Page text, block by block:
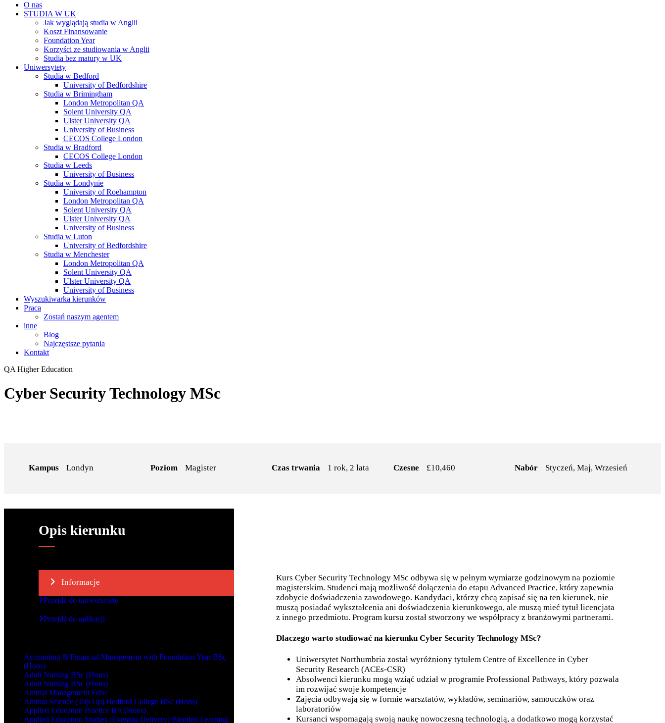
O nas
STUDIA W UK
Jak wyglądają studia w Anglii
Koszt Finansowanie
Foundation Year
Korzyści ze studiowania w Anglii
Studia bez matury w UK
Uniwersytety
Studia w Bedford
University of Bedfordshire
Studia w Brimingham
London Metropolitan QA
Solent University QA
Ulster University QA
University of Business
CECOS College London
Studia w Bradford
CECOS College London
Studia w Leeds
University of Business
Studia w Londynie
University of Roehampton
London Metropolitan QA
Solent University QA
Ulster University QA
University of Business
Studia w Luton
University of Bedfordshire
Studia w Menchester
London Metropolitan QA
Solent University QA
Ulster University QA
University of Business
Wyszukiwarka kierunków
Praca
Zostań naszym agentem
inne
Blog
Najczęstsze pytania
Kontakt
QA Higher Education
Cyber Security Technology MSc
Kampus Londyn Poziom Magister Czas trwania 1 rok, 2 lata Czesne £10,460 Nabór Styczeń, Maj, Wrzesień
Opis kierunku
Informacje
Przejdź do uniwersytetu
Przejdź do aplikacji
Accounting & Financial Management with Foundation Year BSc
(Hons)
Adult Nursing BSc (Hons)
Adult Nursing BSc (Hons)
Animal Management FdSc
Animal Science (Top Up) Bedford College BSc (Hons)
Applied Education Practice BA (Hons)
Applied Education Studies (Evening Delivery) Blended Learning
Kurs Cyber Security Technology MSc odbywa się w pełnym wymiarze godzinowym na poziomie
magisterskim. Studenci mają możliwość dołączenia do etapu Advanced Practice, który zapewnia
zdobycie doświadczenia zawodowego. Kandydaci, którzy chcą zapisać się na ten kierunek, nie
muszą posiadać wykształcenia ani doświadczenia kierunkowego, ale muszą mieć tytuł licencjata
z innego przedmiotu. Program kursu został stworzony we współpracy z branżowymi partnerami.
Dlaczego warto studiować na kierunku Cyber Security Technology MSc?
Uniwersytet Northumbria został wyróżniony tytułem Centre of Excellence in Cyber
Security Research (ACEs-CSR)
Absolwenci kierunku mogą wziąć udział w programie Professional Pathways, który pozwala
im rozwijać swoje kompetencje
Zajęcia odbywają się w formie warsztatów, wykładów, seminariów, samouczków oraz
laboratoriów
Kursanci wspomagają swoją naukę nowoczesną technologią, a dodatkowo mogą korzystać